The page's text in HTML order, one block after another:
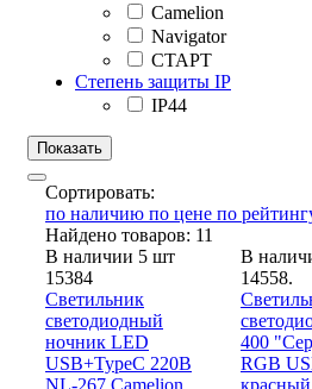
Camelion
Navigator
СТАРТ
Степень защиты IP
IP44
Сортировать:
по наличию по цене по
Найдено товаров: 11
В наличии 5 шт
15384
Светильник
светодиодный
ночник LED
USB+TypeC 220В
NL-267 Camelion
В
14558.
400
RGB